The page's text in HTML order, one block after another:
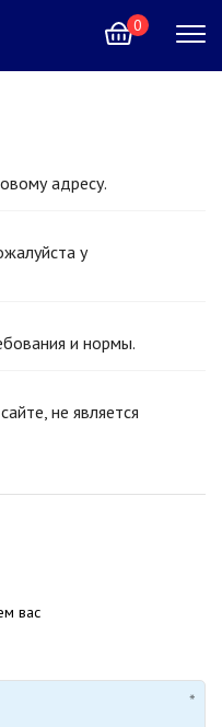
0
02-12
адресу.
у
и нормы.
не является
вас